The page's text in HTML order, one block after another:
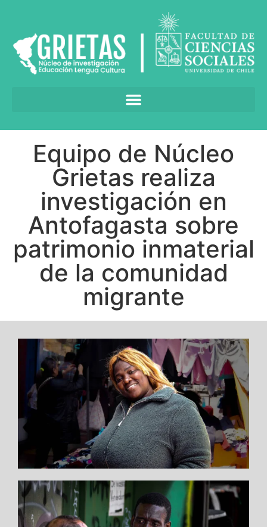
Equipo de Núcleo
Grietas realiza
investigación en
Antofagasta sobre
patrimonio inmaterial
de la comunidad
migrante